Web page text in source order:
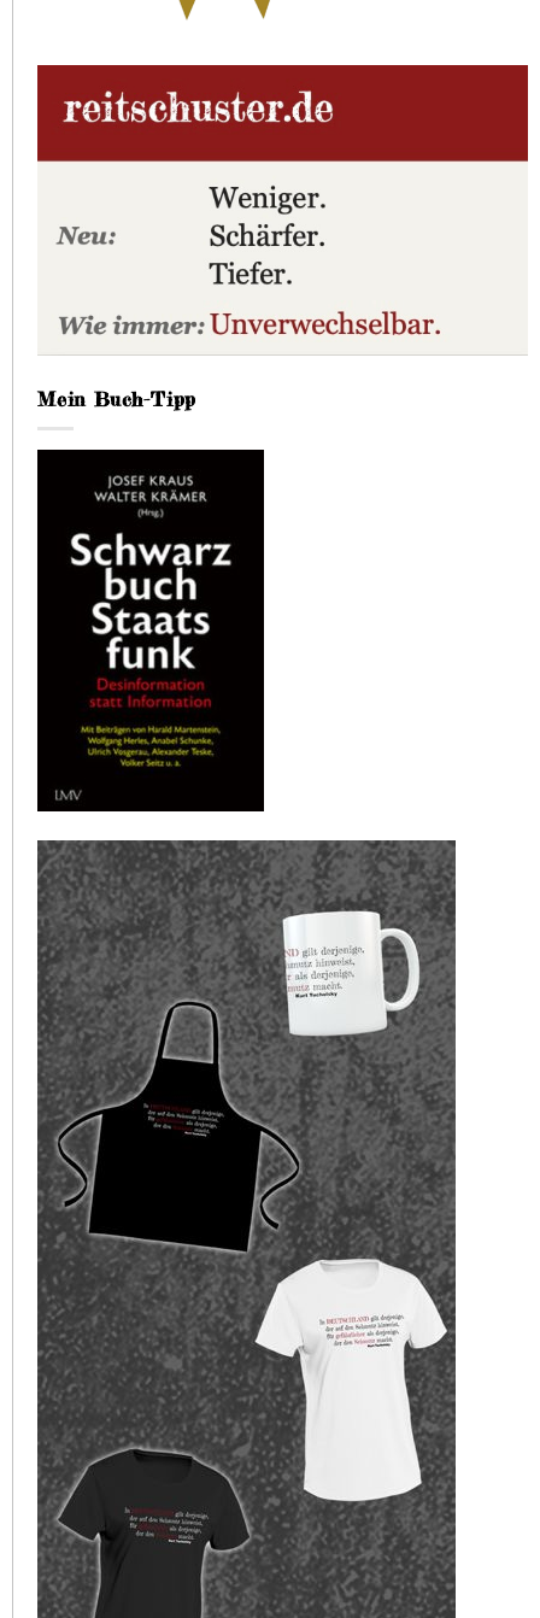
Mein Buch-Tipp